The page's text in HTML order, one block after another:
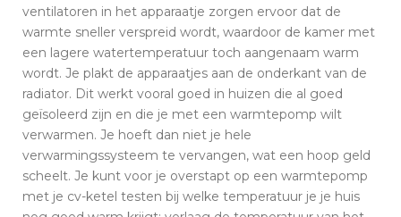
ventilatoren in het apparaatje zorgen ervoor dat de
warmte sneller verspreid wordt, waardoor de kamer met
een lagere watertemperatuur toch aangenaam warm
wordt. Je plakt de apparaatjes aan de onderkant van de
radiator. Dit werkt vooral goed in huizen die al goed
geïsoleerd zijn en die je met een warmtepomp wilt
verwarmen. Je hoeft dan niet je hele
verwarmingssysteem te vervangen, wat een hoop geld
scheelt. Je kunt voor je overstapt op een warmtepomp
met je cv-ketel testen bij welke temperatuur je je huis